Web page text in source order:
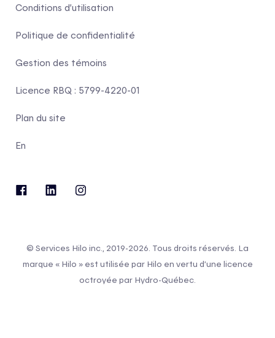
Conditions d’utilisation
Politique de confidentialité
Gestion des témoins
Licence RBQ : 5799-4220-01
Plan du site
En
© Services Hilo inc., 2019-2026. Tous droits réservés. La
marque « Hilo » est utilisée par Hilo en vertu d’une licence
octroyée par Hydro-Québec.